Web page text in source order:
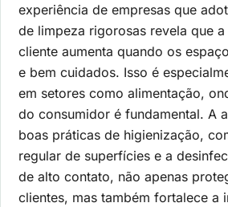
experiência de empresas que
de limpeza rigorosas revela que
cliente aumenta quando os
e bem cuidados. Isso é
em setores como alimentação,
do consumidor é fundamental. A
boas práticas de higienização,
regular de superfícies e a
de alto contato, não apenas
clientes, mas também fortalece a